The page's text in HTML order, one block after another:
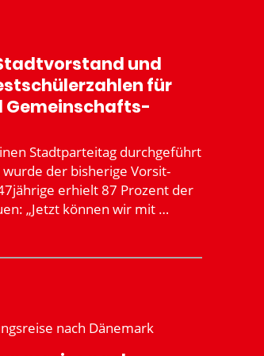
und
für
Gemein­schafts­
Stadt­par­teitag durch­ge­führt
wurde der bisherige Vorsit­
erhielt 87 Prozent der
„Jetzt können wir mit …